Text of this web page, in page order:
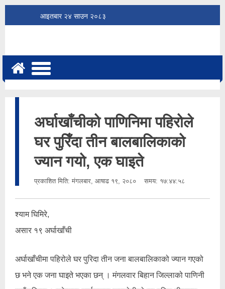
आइतबार २४ साउन २०८३
अर्घाखाँचीको पाणिनिमा पहिरोले
घर पुरिँदा तीन बालबालिकाको
ज्यान गयो, एक घाइते
प्रकाशित मिति: मंगलबार, आषाढ १९, २०८० समय: १७:४४:५८
श्याम घिमिरे,
असार १९ अर्घाखाँची
अर्घाखाँचीमा पहिरोले घर पुरिदा तीन जना बालबालिकाको ज्यान गएको
छ भने एक जना घाइते भएका छन् । मंगलवार बिहान जिल्लाको पाणिनी